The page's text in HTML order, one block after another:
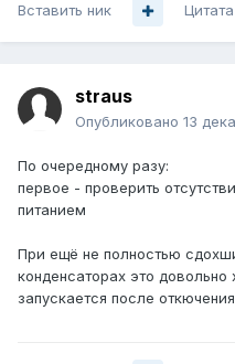
Вставить ник Цитата
straus
Опубликовано 13
По очередному разу:
первое - проверить
питанием
При ещё не полностью
конденсаторах это довольно
запускается после